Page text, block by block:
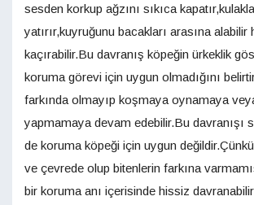
sesden korkup ağzını sıkıca
yatırır,kuyruğunu bacakları arasına alabilir
kaçırabilir.Bu davranış köpeğin ürkeklik
koruma görevi için uygun olmadığını
farkında olmayıp koşmaya oynamaya
yapmamaya devam edebilir.Bu davranışı
de koruma köpeği için uygun
ve çevrede olup bitenlerin farkına
bir koruma anı içerisinde hissiz